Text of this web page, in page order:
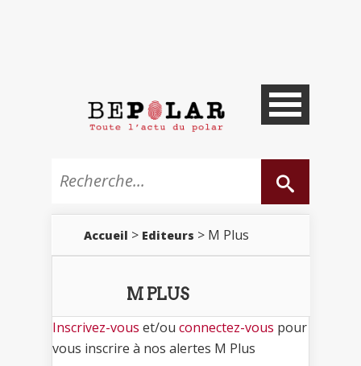
Accueil > Editeurs > M Plus
M PLUS
Inscrivez-vous et/ou connectez-vous pour
vous inscrire à nos alertes M Plus